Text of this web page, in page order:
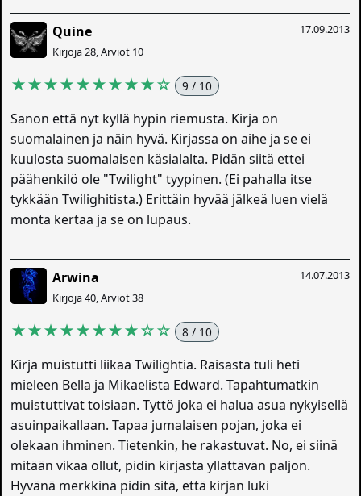
17.09.2013
Quine
Kirjoja 28, Arviot 10
★★★★★★★★★☆ 9 / 10
Sanon että nyt kyllä hypin riemusta. Kirja on
suomalainen ja näin hyvä. Kirjassa on aihe ja se ei
kuulosta suomalaisen käsialalta. Pidän siitä ettei
päähenkilö ole "Twilight" tyypinen. (Ei pahalla itse
tykkään Twilighitista.) Erittäin hyvää jälkeä luen vielä
monta kertaa ja se on lupaus.
14.07.2013
Arwina
Kirjoja 40, Arviot 38
★★★★★★★★☆☆ 8 / 10
Kirja muistutti liikaa Twilightia. Raisasta tuli heti
mieleen Bella ja Mikaelista Edward. Tapahtumatkin
muistuttivat toisiaan. Tyttö joka ei halua asua nykyisellä
asuinpaikallaan. Tapaa jumalaisen pojan, joka ei
olekaan ihminen. Tietenkin, he rakastuvat. No, ei siinä
mitään vikaa ollut, pidin kirjasta yllättävän paljon.
Hyvänä merkkinä pidin sitä, että kirjan luki